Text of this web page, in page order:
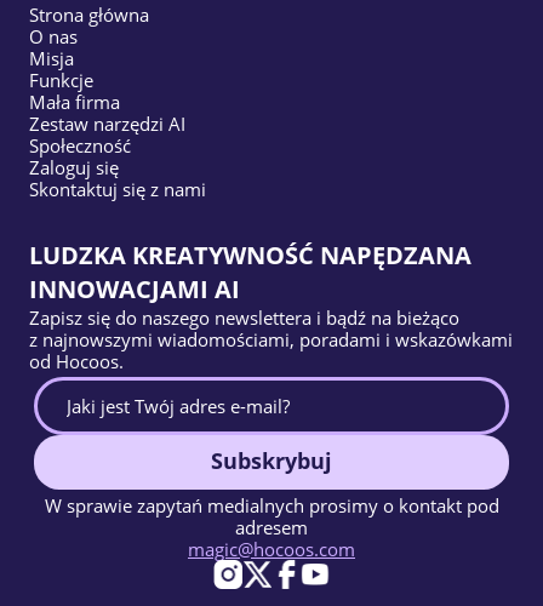
Strona główna
O nas
Misja
Funkcje
Mała firma
Zestaw narzędzi AI
Społeczność
Zaloguj się
Skontaktuj się z nami
LUDZKA KREATYWNOŚĆ NAPĘDZANA
INNOWACJAMI AI
Zapisz się do naszego newslettera i bądź na bieżąco
z najnowszymi wiadomościami, poradami i wskazówkami
od Hocoos.
Subskrybuj
W sprawie zapytań medialnych prosimy o kontakt pod
adresem
magic@hocoos.com